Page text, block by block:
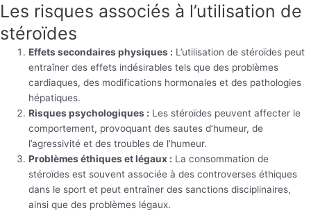
Les risques associés à l’utilisation de
stéroïdes
Effets secondaires physiques : L’utilisation de stéroïdes peut
entraîner des effets indésirables tels que des problèmes
cardiaques, des modifications hormonales et des pathologies
hépatiques.
Risques psychologiques : Les stéroïdes peuvent affecter le
comportement, provoquant des sautes d’humeur, de
l’agressivité et des troubles de l’humeur.
Problèmes éthiques et légaux : La consommation de
stéroïdes est souvent associée à des controverses éthiques
dans le sport et peut entraîner des sanctions disciplinaires,
ainsi que des problèmes légaux.